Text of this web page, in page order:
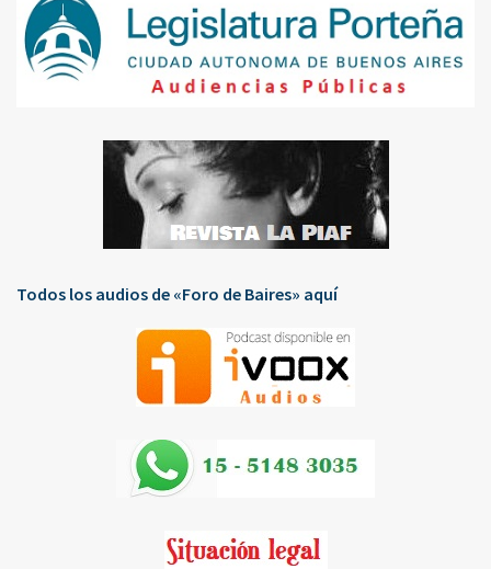
Todos los audios de «Foro de Baires» aquí